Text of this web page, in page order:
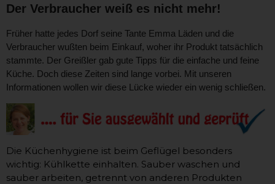
Der Verbraucher weiß es nicht mehr!
Früher hatte jedes Dorf seine Tante Emma Läden und die
Verbraucher wußten beim Einkauf, woher ihr Produkt tatsächlich
stammte. Der Greißler gab gute Tipps für die einfache und feine
Küche. Doch diese Zeiten sind lange vorbei. Mit unseren
Informationen wollen wir diese Lücke wieder ein wenig schließen.
Die Küchenhygiene ist beim Geflügel besonders
wichtig: Kühlkette einhalten. Sauber waschen und
sauber arbeiten, getrennt von anderen Produkten